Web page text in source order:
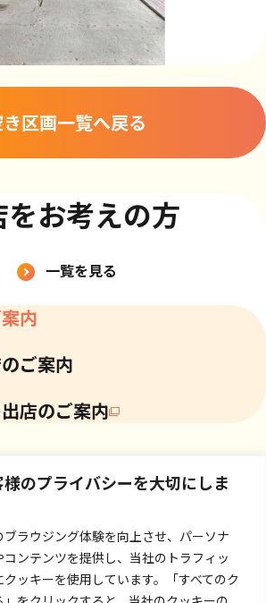
のプライバシーを大切にしま
ラウジング体験を向上させ、パーソナ
ンテンツを提供し、当社のトラフィッ
ッキーを使用しています。「すべてのク
区画一覧へ戻る
をお考えの方
一覧を見る
内
ご案内
店のご案内